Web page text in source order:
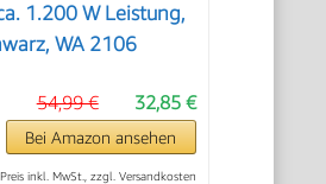
1.200 W Leistung,
WA 2106
32,85 €
54,99 €
Bei Amazon ansehen
Preis inkl. MwSt., zzgl. Versandkosten